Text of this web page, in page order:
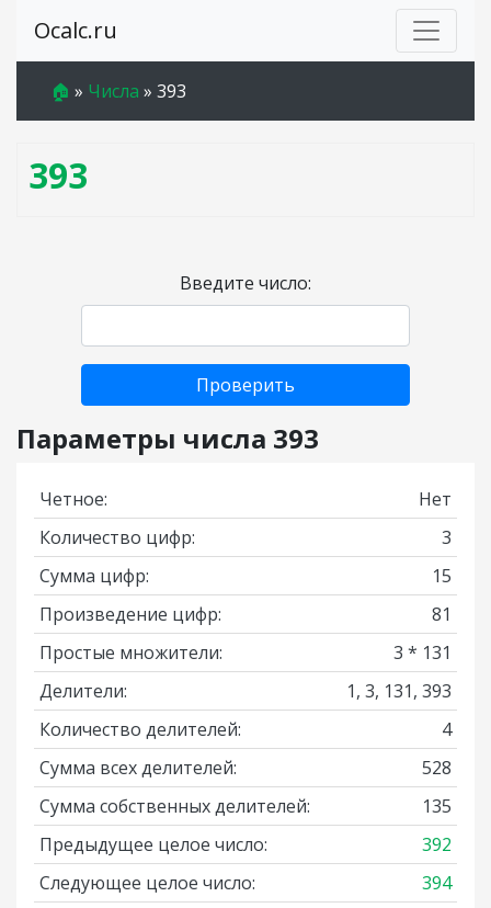
Ocalc.ru
🏠 » Числа » 393
393
Введите число:
Проверить
Параметры числа 393
Четное:
Нет
Количество цифр:
3
Сумма цифр:
15
Произведение цифр:
81
Простые множители:
3 * 131
Делители:
1, 3, 131, 393
Количество делителей:
4
Сумма всех делителей:
528
Сумма собственных делителей:
135
Предыдущее целое число:
392
Следующее целое число:
394